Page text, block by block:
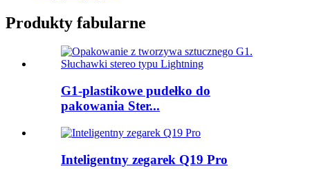
Produkty fabularne
G1-plastikowe pudełko do
pakowania Ster...
Inteligentny zegarek Q19 Pro